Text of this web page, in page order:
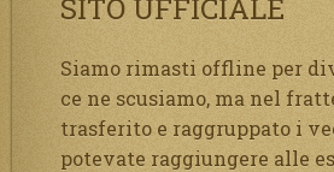
SITO UFFICIALE
Siamo rimasti offline per
ce ne scusiamo, ma nel
trasferito e raggruppato i
potevate raggiungere alle